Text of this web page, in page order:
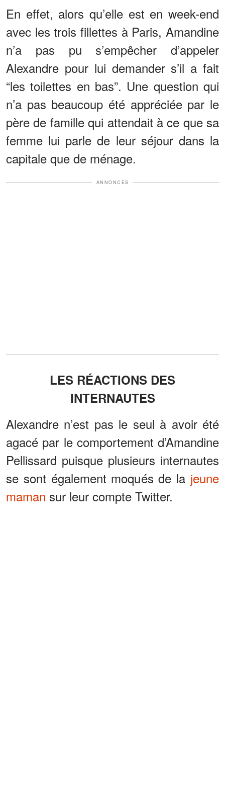
En effet, alors qu’elle est en week-end
avec les trois fillettes à Paris, Amandine
n’a pas pu s’empêcher d’appeler
Alexandre pour lui demander s’il a fait
“les toilettes en bas”. Une question qui
n’a pas beaucoup été appréciée par le
père de famille qui attendait à ce que sa
femme lui parle de leur séjour dans la
capitale que de ménage.
ANNONCES
LES RÉACTIONS DES
INTERNAUTES
Alexandre n’est pas le seul à avoir été
agacé par le comportement d’Amandine
Pellissard puisque plusieurs internautes
se sont également moqués de la jeune
maman sur leur compte Twitter.